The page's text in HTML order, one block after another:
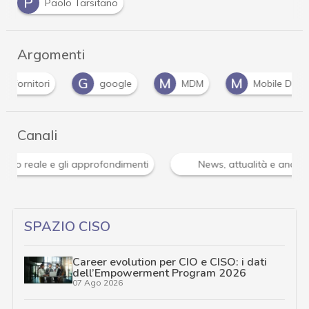
Paolo Tarsitano
Argomenti
G
google M MDM M Mobile Device
Canali
Attacchi hacker e Malware: le ultime news in tempo
SPAZIO CISO
Career evolution per CIO e CISO: i dati
dell’Empowerment Program 2026
07 Ago 2026